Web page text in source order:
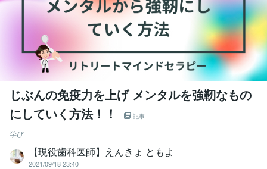
じぶんの免疫力を上げ メンタルを強靭なもの
にしていく方法！！
記事
学び
【現役歯科医師】えんきょ ともよ
2021/09/18 23:40